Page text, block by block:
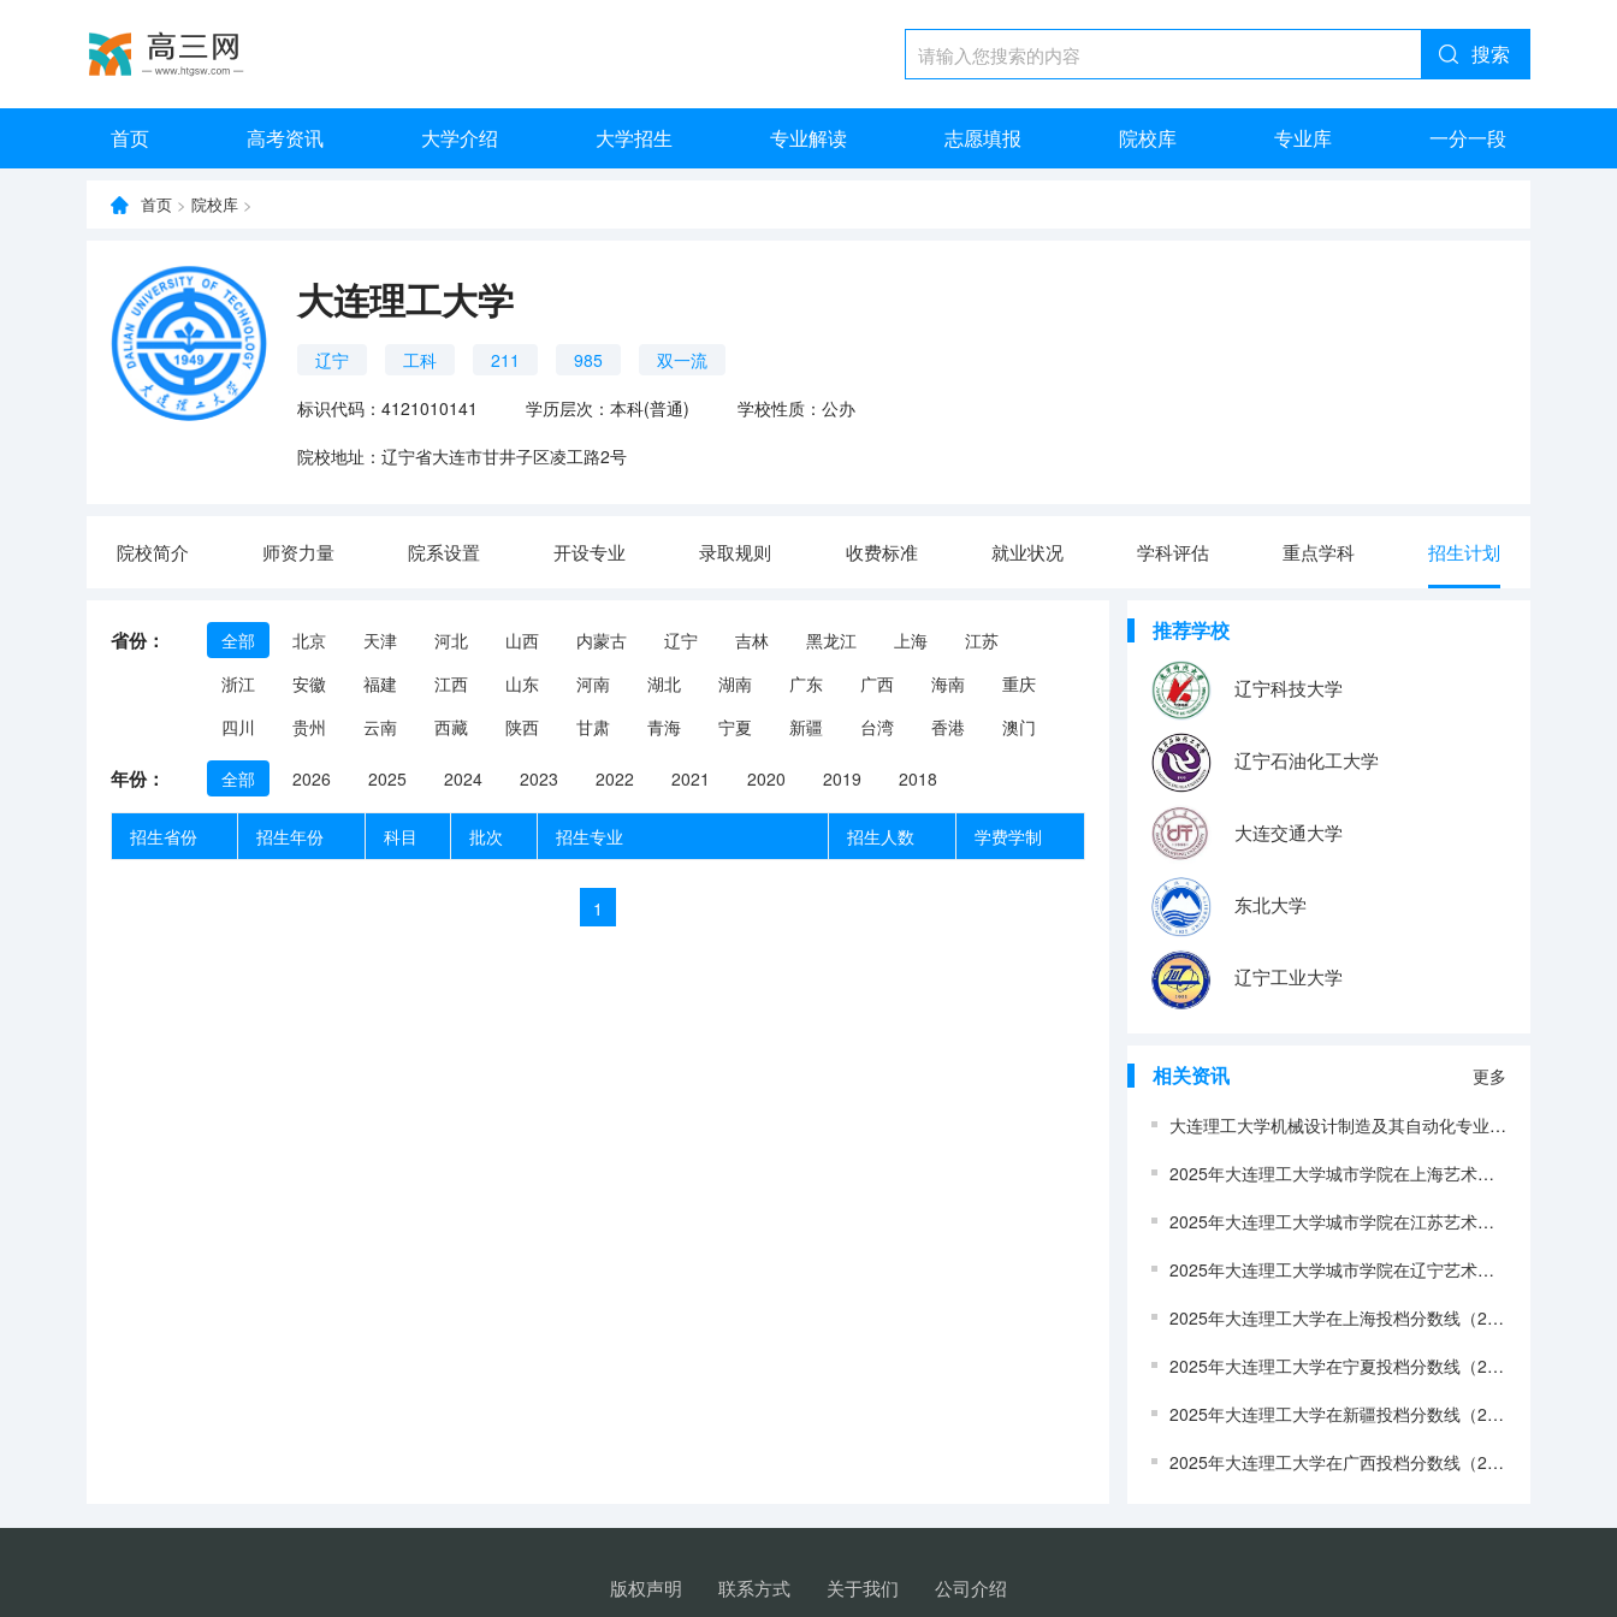
搜索
首页 高考资讯 大学介绍 大学招生 专业解读 志愿填报 院校库 专业库 一分一段
首页 > 院校库 >
大连理工大学
辽宁 工科 211 985
双一流
标识代码：4121010141
学历层次：本科(普通)
学校性质：公办
院校地址：辽宁省大连市甘井子区凌工路2号
院校简介 师资力量 院系设置 开设专业 录取规则 收费标准 就业状况 学科评估 重点学科 招生计划
省份： 全部 北京 天津 河北 山西 内蒙古 辽宁 吉林 黑龙江 上海
江苏
浙江
安徽 福建 江西 山东 河南 湖北 湖南 广东 广西 海南
重庆
四川
贵州 云南 西藏 陕西 甘肃 青海 宁夏 新疆 台湾 香港 澳门
年份： 全部 2026 2025 2024 2023 2022 2021 2020 2019 2018
招生省份 招生年份 科目 批次 招生专业 招生人数 学费学制
1
推荐学校
辽宁科技大学
辽宁石油化工大学
大连交通大学
东北大学
辽宁工业大学
相关资讯 更多
大连理工大学机械设计制造及其自动化专业全国领先，四人间空调宿舍学费4600元
2025年大连理工大学城市学院在上海艺术类投档分数线（2026年参考）
2025年大连理工大学城市学院在江苏艺术类投档分数线（2026年参考）
2025年大连理工大学城市学院在辽宁艺术类投档分数线（2026年参考）
2025年大连理工大学在上海投档分数线（2026年参考）
2025年大连理工大学在宁夏投档分数线（2026年参考）
2025年大连理工大学在新疆投档分数线（2026年参考）
2025年大连理工大学在广西投档分数线（2026年参考）
版权声明 联系方式 关于我们 公司介绍